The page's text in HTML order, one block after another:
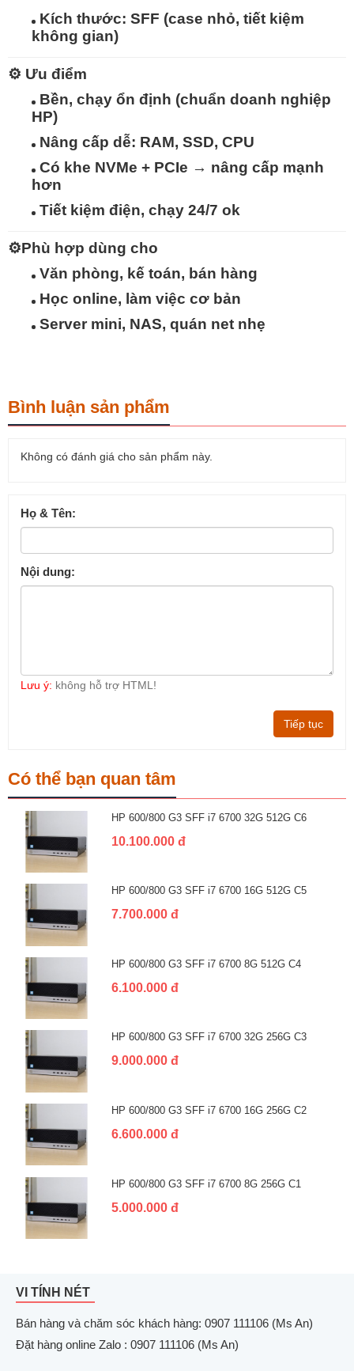
Kích thước: SFF (case nhỏ, tiết kiệm
không gian)
⚙️ Ưu điểm
Bền, chạy ổn định (chuẩn doanh nghiệp
HP)
Nâng cấp dễ: RAM, SSD, CPU
Có khe NVMe + PCIe → nâng cấp mạnh
hơn
Tiết kiệm điện, chạy 24/7 ok
⚙️Phù hợp dùng cho
Văn phòng, kế toán, bán hàng
Học online, làm việc cơ bản
Server mini, NAS, quán net nhẹ
Bình luận sản phẩm
Không có đánh giá cho sản phẩm này.
Họ & Tên:
Nội dung:
Lưu ý: không hỗ trợ HTML!
Tiếp tục
Có thể bạn quan tâm
HP 600/800 G3 SFF i7 6700 32G 512G C6
10.100.000 đ
HP 600/800 G3 SFF i7 6700 16G 512G C5
7.700.000 đ
HP 600/800 G3 SFF i7 6700 8G 512G C4
6.100.000 đ
HP 600/800 G3 SFF i7 6700 32G 256G C3
9.000.000 đ
HP 600/800 G3 SFF i7 6700 16G 256G C2
6.600.000 đ
HP 600/800 G3 SFF i7 6700 8G 256G C1
5.000.000 đ
VI TÍNH NÉT
Bán hàng và chăm sóc khách hàng: 0907 111106 (Ms An)
Đặt hàng online Zalo : 0907 111106 (Ms An)